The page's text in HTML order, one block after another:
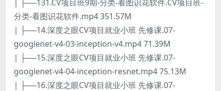
| ├──131.CV项目班9期-分类-看图识花软件.CV项目班-
分类-看图识花软件.mp4 351.57M
| ├──14.深度之眼CV项目就业小班 先修课.07-
googlenet-v4-03-inception-v4.mp4 71.39M
| ├──15.深度之眼CV项目就业小班 先修课.07-
googlenet-v4-04-inception-resnet.mp4 75.13M
| ├──16.深度之眼CV项目就业小班 先修课.07-